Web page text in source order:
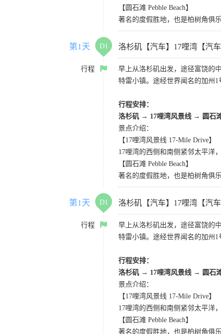
【圆石滩 Pebble Beach】
著名的度假胜地，也是柏树角俱
第1天 D1 洛杉矶【汽车】17哩湾【汽
行程
早上从洛杉矶出发，途径富饶的
特雷小镇。途经世界闻名的加州
行程安排：
洛杉矶 → 17哩湾风景线 → 圆石
景点介绍：
【17哩湾风景线 17-Mile Drive】
17哩湾的西侧和南侧紧邻太平洋
【圆石滩 Pebble Beach】
著名的度假胜地，也是柏树角俱
第1天 D1 洛杉矶【汽车】17哩湾【汽
行程
早上从洛杉矶出发，途径富饶的
特雷小镇。途经世界闻名的加州
行程安排：
洛杉矶 → 17哩湾风景线 → 圆石
景点介绍：
【17哩湾风景线 17-Mile Drive】
17哩湾的西侧和南侧紧邻太平洋
【圆石滩 Pebble Beach】
著名的度假胜地，也是柏树角俱